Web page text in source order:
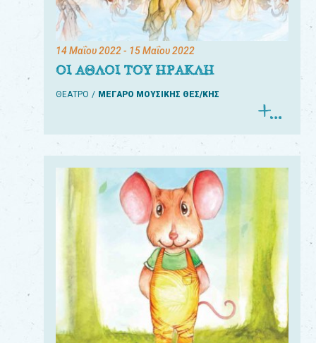
14 Μαΐου 2022- 15 Μαΐου 2022
ΟΙ ΑΘΛΟΙ ΤΟΥ ΗΡΑΚΛΗ
ΘΕΑΤΡΟ ΜΕΓΑΡΟ ΜΟΥΣΙΚΗΣ ΘΕΣ/ΚΗΣ